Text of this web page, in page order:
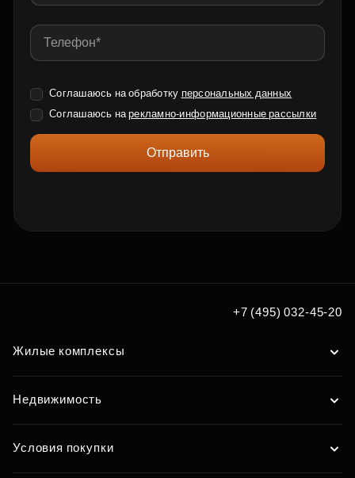
Соглашаюсь на обработку персональных данных
Соглашаюсь нарекламно-информационные рассылки
Отправить
+7 (495) 032-45-20
Жилые комплексы
Недвижимость
Условия покупки